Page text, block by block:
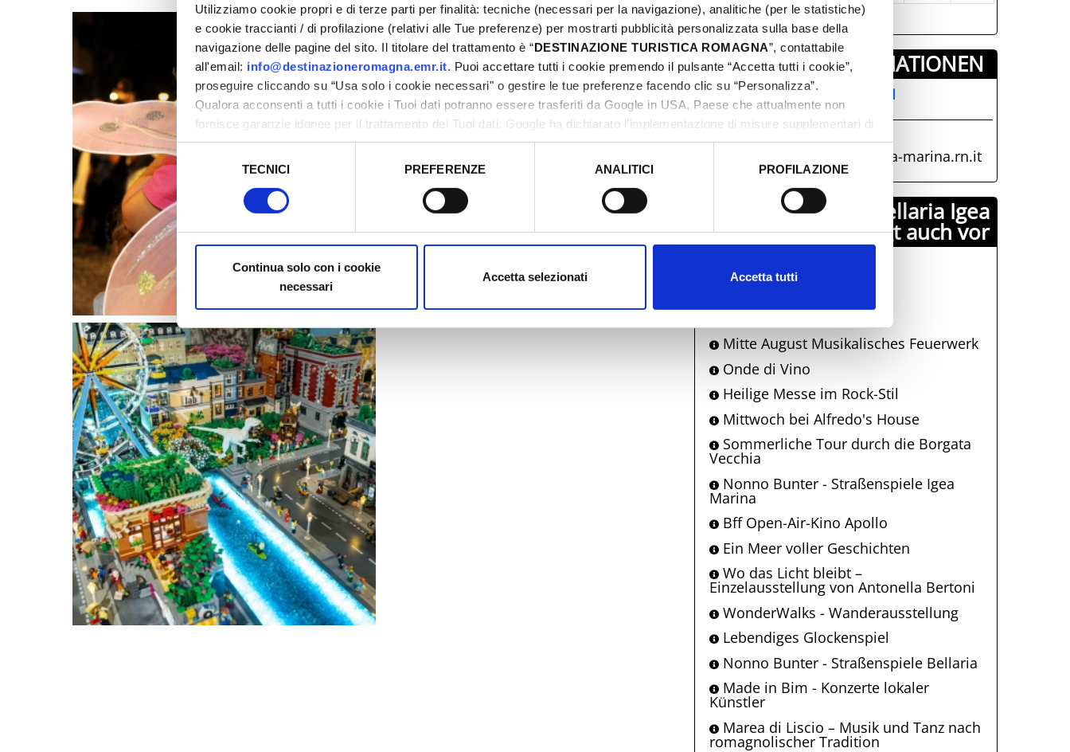
Utilizziamo cookie propri e di terze parti per finalità: tecniche (necessari per la navigazione), analitiche (per le statistiche)
e cookie traccianti / di profilazione (relativi alle Tue preferenze) per mostrarti pubblicità personalizzata sulla base della
navigazione delle pagine del sito. Il titolare del trattamento è “DESTINAZIONE TURISTICA ROMAGNA”, contattabile
all'email: info@destinazioneromagna.emr.it. Puoi accettare tutti i cookie premendo il pulsante “Accetta tutti i cookie”,
proseguire cliccando su “Usa solo i cookie necessari" o gestire le tue preferenze facendo clic su “Personalizza”.
Qualora acconsenti a tutti i cookie i Tuoi dati potranno essere trasferiti da Google in USA, Paese che attualmente non
fornisce garanzie idonee per il trattamento dei Tuoi dati. Google ha dichiarato l’implementazione di misure supplementari di
sicurezza a Tutela dei navigatori, che abbiamo valutato essere sufficienti.
Selezione
del
consenso
TECNICI PREFERENZE ANALITICI PROFILAZIONE
Continua solo con i cookie
necessari
Accetta selezionati Accetta tutti
DIE INFORMATIONEN ­
IAT BELLARIA INFORMAZIONI
ACCOGLIENZA TURISTICA
iat@comune.bellaria-igea-marina.rn.it
Comune di Bellaria Igea
Marina schlägt auch vor
Fiesta! Musik & Essen
Mitte August Musikalisches Feuerwerk
Onde di Vino
Heilige Messe im Rock-Stil
Mittwoch bei Alfredo's House
Sommerliche Tour durch die Borgata
Vecchia
Nonno Bunter - Straßenspiele Igea
Marina
Bff Open-Air-Kino Apollo
Ein Meer voller Geschichten
Wo das Licht bleibt –
Einzelausstellung von Antonella Bertoni
WonderWalks - Wanderausstellung
Lebendiges Glockenspiel
Nonno Bunter - Straßenspiele Bellaria
Made in Bim - Konzerte lokaler
Künstler
Marea di Liscio – Musik und Tanz nach
romagnolischer Tradition